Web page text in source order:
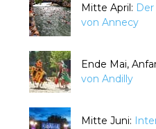
Mitte April:
von Annecy
Ende Mai,
von Andilly
Mitte Juni: